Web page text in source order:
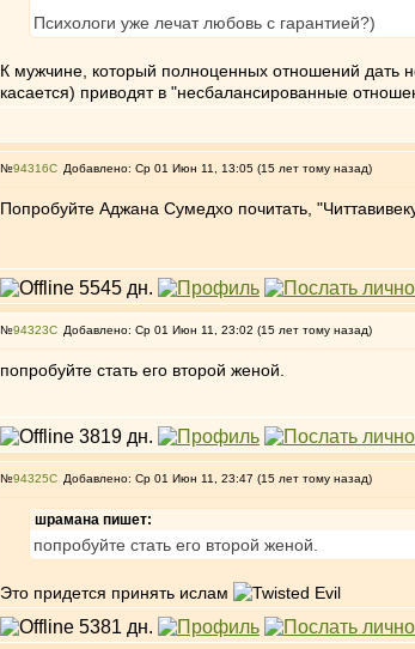
Психологи уже лечат любовь с гарантией?)
К мужчине, который полноценных отношений дать
касается) приводят в "несбалансированные
№94316 Добавлено: Ср 01 Июн 11, 13:05 (15 лет тому назад)
Попробуйте Аджана Сумедхо почитать,
№94323 Добавлено: Ср 01 Июн 11, 23:02 (15 лет тому назад)
попробуйте стать его второй женой.
№94325 Добавлено: Ср 01 Июн 11, 23:47 (15 лет тому назад)
шрамана пишет:
попробуйте стать его второй женой.
Это придется принять ислам